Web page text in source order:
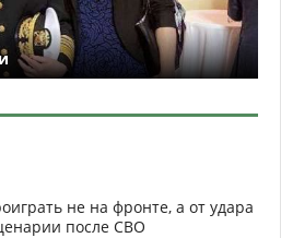
не на фронте, а от удара
после СВО